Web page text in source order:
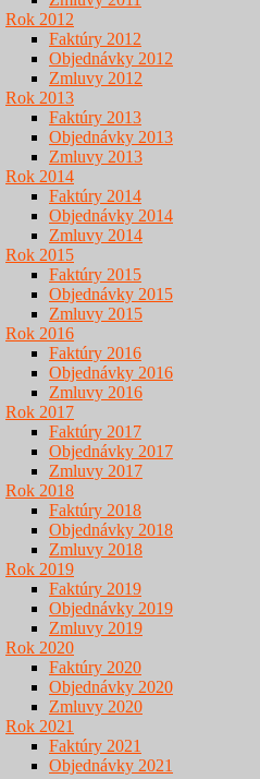
Rok 2012
Faktúry 2012
Objednávky 2012
Zmluvy 2012
Rok 2013
Faktúry 2013
Objednávky 2013
Zmluvy 2013
Rok 2014
Faktúry 2014
Objednávky 2014
Zmluvy 2014
Rok 2015
Faktúry 2015
Objednávky 2015
Zmluvy 2015
Rok 2016
Faktúry 2016
Objednávky 2016
Zmluvy 2016
Rok 2017
Faktúry 2017
Objednávky 2017
Zmluvy 2017
Rok 2018
Faktúry 2018
Objednávky 2018
Zmluvy 2018
Rok 2019
Faktúry 2019
Objednávky 2019
Zmluvy 2019
Rok 2020
Faktúry 2020
Objednávky 2020
Zmluvy 2020
Rok 2021
Faktúry 2021
Objednávky 2021